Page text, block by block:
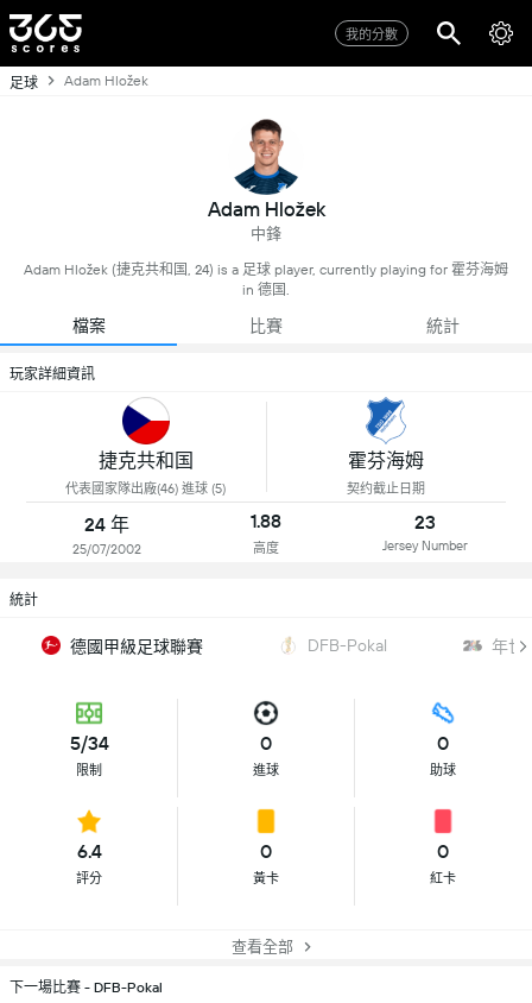
我的分數
足球 Adam Hložek
Adam Hložek
中鋒
Adam Hložek (捷克共和国, 24) is a 足球 player, currently playing for 霍芬海姆
in 德国.
檔案 比賽 統計
玩家詳細資訊
捷克共和国
代表國家隊出廠(46) 進球 (5)
霍芬海姆
契约截止日期
24 年
25/07/2002
1.88
高度
23
Jersey Number
統計
德國甲級足球聯賽 DFB-Pokal 年世
5/34
限制
0
進球
0
助球
6.4
評分
0
黃卡
0
紅卡
查看全部
下一場比賽 - DFB-Pokal